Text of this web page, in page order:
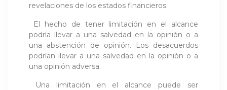
revelaciones de los estados financieros.
El hecho de tener limitación en el alcance
podría llevar a una salvedad en la opinión o a
una abstención de opinión. Los desacuerdos
podrían llevar a una salvedad en la opinión o a
una opinión adversa.
Una limitación en el alcance puede ser